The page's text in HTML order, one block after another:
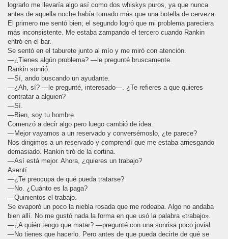
lograrlo me llevaría algo así como dos whiskys puros, ya que nunca
antes de aquella noche había tomado más que una botella de cerveza.
El primero me sentó bien; el segundo logró que mi problema pareciera
más inconsistente. Me estaba zampando el tercero cuando Rankin
entró en el bar.
Se sentó en el taburete junto al mío y me miró con atención.
—¿Tienes algún problema? —le pregunté bruscamente.
Rankin sonrió.
—Sí, ando buscando un ayudante.
—¿Ah, sí? —le pregunté, interesado—. ¿Te refieres a que quieres
contratar a alguien?
—Sí.
—Bien, soy tu hombre.
Comenzó a decir algo pero luego cambió de idea.
—Mejor vayamos a un reservado y conversémoslo, ¿te parece?
Nos dirigimos a un reservado y comprendí que me estaba arriesgando
demasiado. Rankin tiró de la cortina.
—Así está mejor. Ahora, ¿quieres un trabajo?
Asentí.
—¿Te preocupa de qué pueda tratarse?
—No. ¿Cuánto es la paga?
—Quinientos el trabajo.
Se evaporó un poco la niebla rosada que me rodeaba. Algo no andaba
bien allí. No me gustó nada la forma en que usó la palabra «trabajo».
—¿A quién tengo que matar? —pregunté con una sonrisa poco jovial.
—No tienes que hacerlo. Pero antes de que pueda decirte de qué se